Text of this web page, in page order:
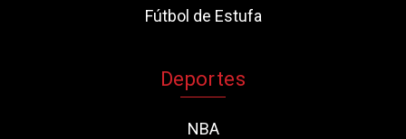
Fútbol de Estufa
Deportes
NBA